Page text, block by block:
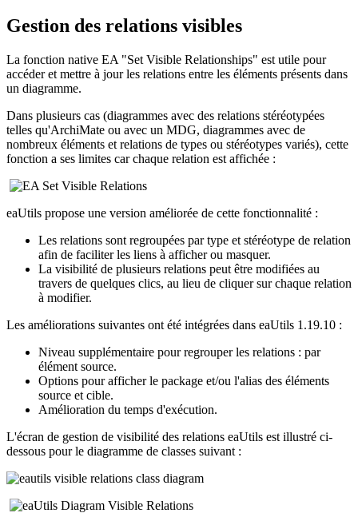
Gestion des relations visibles
La fonction native EA "Set Visible Relationships" est utile pour
accéder et mettre à jour les relations entre les éléments présents dans
un diagramme.
Dans plusieurs cas (diagrammes avec des relations stéréotypées
telles qu'ArchiMate ou avec un MDG, diagrammes avec de
nombreux éléments et relations de types ou stéréotypes variés), cette
fonction a ses limites car chaque relation est affichée :
eaUtils propose une version améliorée de cette fonctionnalité :
Les relations sont regroupées par type et stéréotype de relation
afin de faciliter les liens à afficher ou masquer.
La visibilité de plusieurs relations peut être modifiées au
travers de quelques clics, au lieu de cliquer sur chaque relation
à modifier.
Les améliorations suivantes ont été intégrées dans eaUtils 1.19.10 :
Niveau supplémentaire pour regrouper les relations : par
élément source.
Options pour afficher le package et/ou l'alias des éléments
source et cible.
Amélioration du temps d'exécution.
L'écran de gestion de visibilité des relations eaUtils est illustré ci-
dessous pour le diagramme de classes suivant :